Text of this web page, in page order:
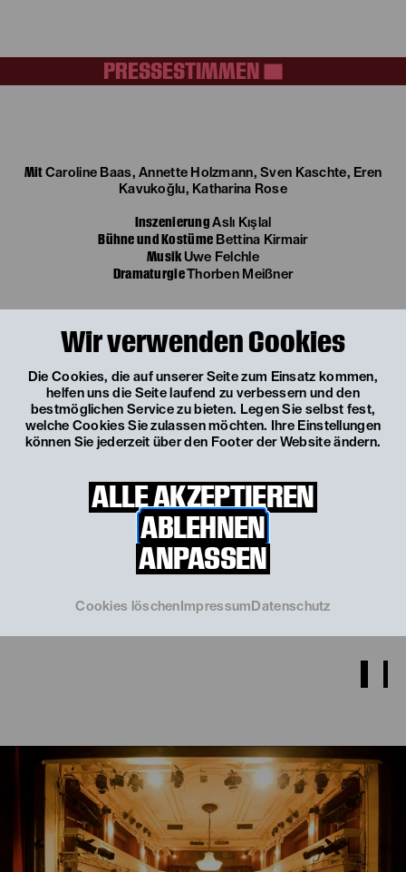
Wir verwenden Cookies
Die Cookies, die auf unserer Seite zum Einsatz kommen,
helfen uns die Seite laufend zu verbessern und den
bestmöglichen Service zu bieten. Legen Sie selbst fest,
welche Cookies Sie zulassen möchten. Ihre Einstellungen
können Sie jederzeit über den Footer der Website ändern.
ALLE AKZEPTIEREN
ABLEHNEN
ANPASSEN
Cookies löschen Impressum Datenschutz
PRESSESTIMMEN
Mit Caroline Baas, Annette Holzmann, Sven Kaschte, Eren
Kavukoğlu, Katharina Rose
InszenierungAslı Kışlal
Bühne und Kostüme Bettina Kirmair
Musik Uwe Felchle
DramaturgieThorben Meißner